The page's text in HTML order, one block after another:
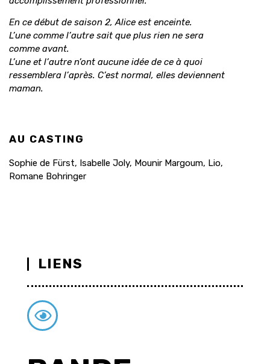
En ce début de saison 2, Alice est enceinte.
L’une comme l’autre sait que plus rien ne sera
comme avant.
L’une et l’autre n’ont aucune idée de ce à quoi
ressemblera l’après. C’est normal, elles deviennent
maman.
AU CASTING
Sophie de Fürst, Isabelle Joly, Mounir Margoum, Lio,
Romane Bohringer
LIENS